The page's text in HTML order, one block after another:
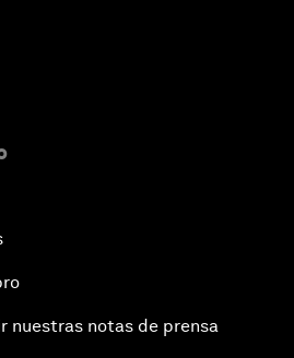
nuestras notas de prensa